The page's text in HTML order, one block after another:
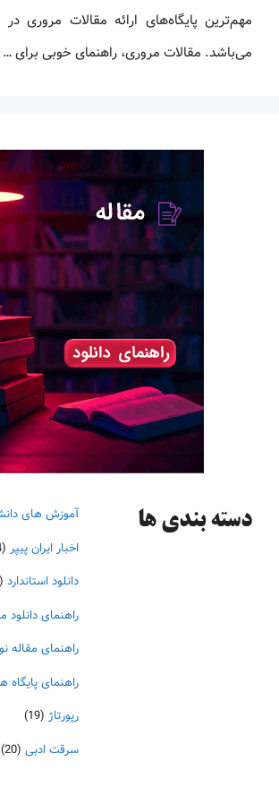
مهم‌ترین پایگاه‌های ارائه مقالات مروری
می‌باشد. مقالات مروری، راهنمای خوبی برای …
دسته‌ بندی ها آموزش های
اخبار ایران پیپر (14)
دانلود استاندارد (4)
راهنمای دانلود
راهنمای مقاله
راهنمای پایگاه
رپورتاژ (19)
سرقت ادبی (20)